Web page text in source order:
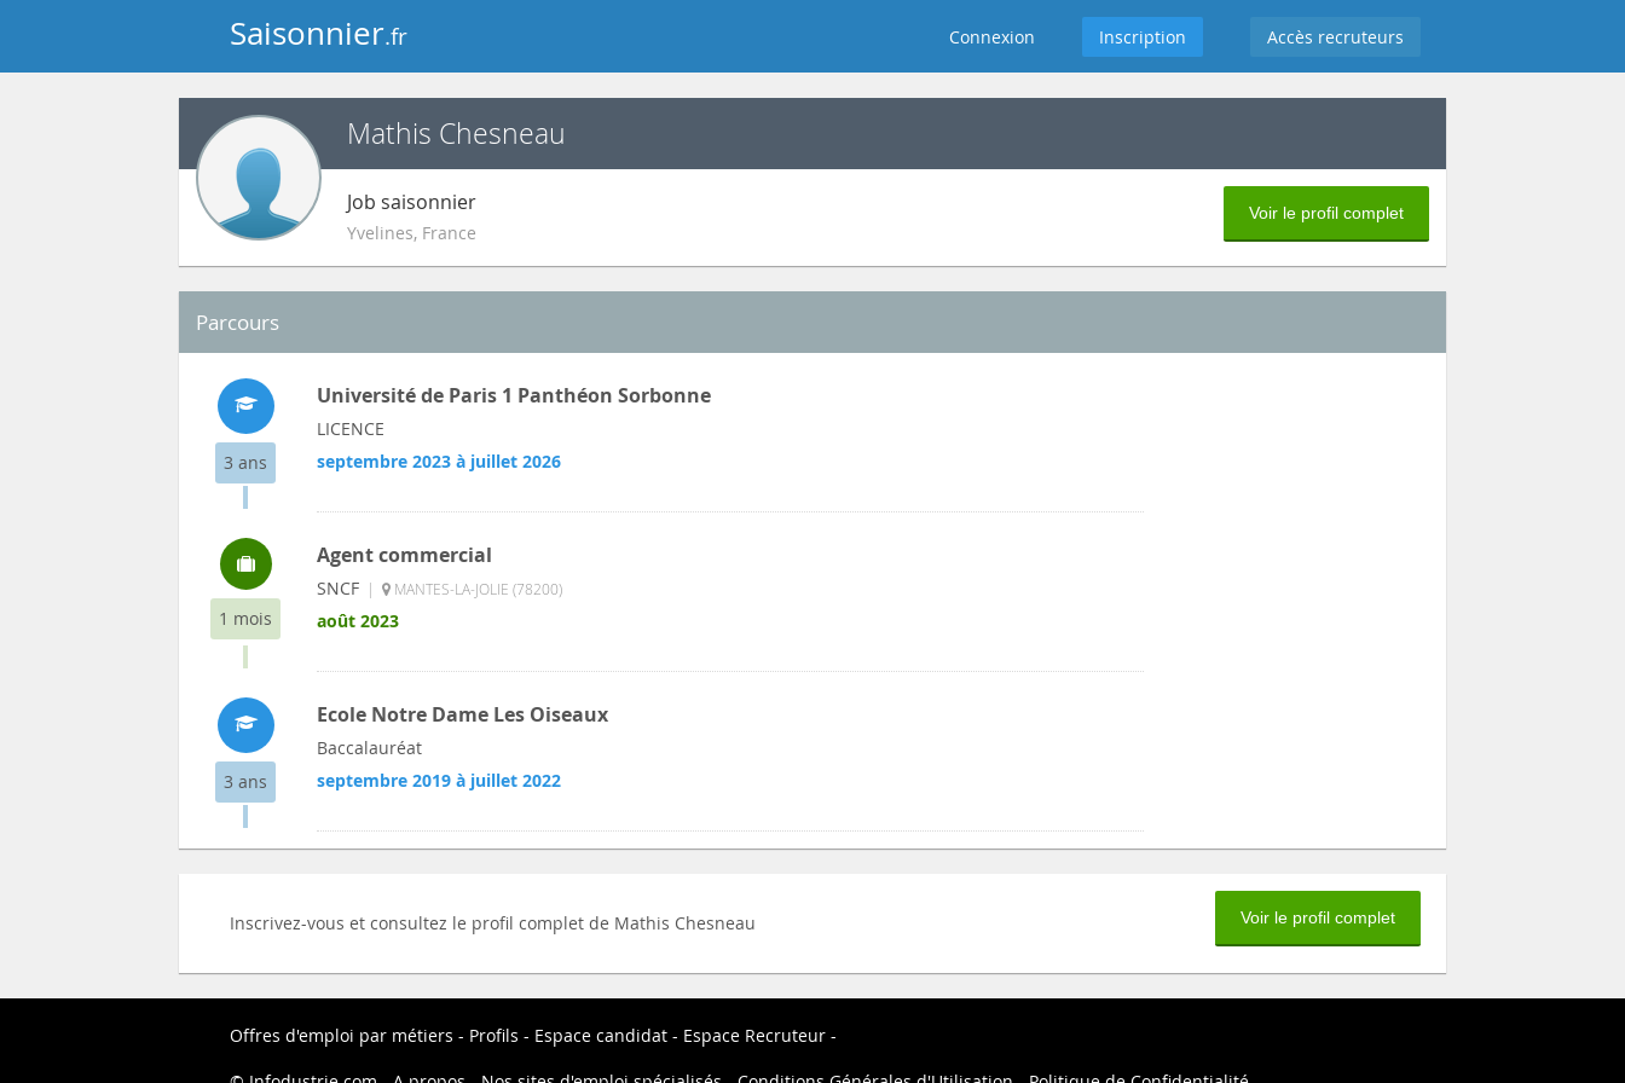
Saisonnier.fr Connexion Inscription Accès recruteurs
Mathis Chesneau
Job saisonnier
Yvelines, France
Voir le profil complet
Parcours
3 ans
Université de Paris 1 Panthéon Sorbonne
LICENCE
septembre 2023 à juillet 2026
1 mois
Agent commercial
SNCF | MANTES-LA-JOLIE (78200)
août 2023
3 ans
Ecole Notre Dame Les Oiseaux
Baccalauréat
septembre 2019 à juillet 2022
Inscrivez-vous et consultez le profil complet de Mathis Chesneau Voir le profil complet
Offres d'emploi par métiers Profils Espace candidat
Espace Recruteur